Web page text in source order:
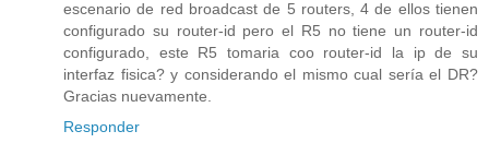
escenario de red broadcast de 5 routers, 4 de ellos tienen
configurado su router-id pero el R5 no tiene un router-id
configurado, este R5 tomaria coo router-id la ip de su
interfaz fisica? y considerando el mismo cual sería el DR?
Gracias nuevamente.
Responder